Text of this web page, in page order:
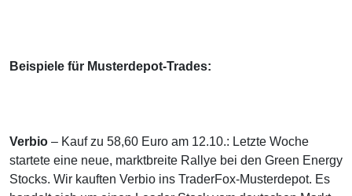
Beispiele für Musterdepot-Trades:
Verbio – Kauf zu 58,60 Euro am 12.10.: Letzte Woche
startete eine neue, marktbreite Rallye bei den Green Energy
Stocks. Wir kauften Verbio ins TraderFox-Musterdepot. Es